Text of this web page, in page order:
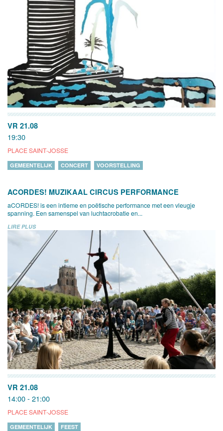
VR 21.08
19:30
PLACE SAINT-JOSSE
GEMEENTELIJK CONCERT VOORSTELLING
ACORDES! MUZIKAAL CIRCUS PERFORMANCE
aCORDES! is een intieme en poëtische performance met een vleugje
spanning. Een samenspel van luchtacrobatie en...
LIRE PLUS
VR 21.08
14:00 - 21:00
PLACE SAINT-JOSSE
GEMEENTELIJK FEEST